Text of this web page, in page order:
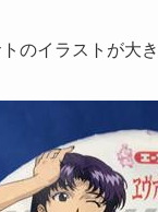
のイラストが大